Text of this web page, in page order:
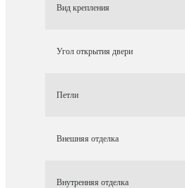
Вид крепления
Угол открытия двери
Петли
Внешняя отделка
Внутренняя отделка